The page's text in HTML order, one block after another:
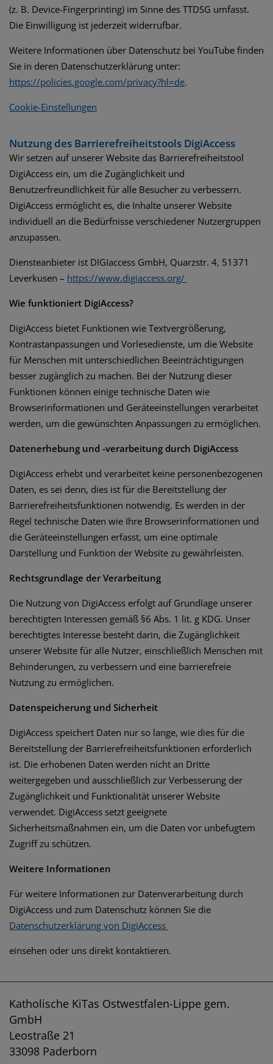
(z. B. Device-Fingerprinting) im Sinne des TTDSG umfasst.
Die Einwilligung ist jederzeit widerrufbar.
Weitere Informationen über Datenschutz bei YouTube finden
Sie in deren Datenschutzerklärung unter:
https://policies.google.com/privacy?hl=de.
Cookie-Einstellungen
Nutzung des Barrierefreiheitstools DigiAccess
Wir setzen auf unserer Website das Barrierefreiheitstool
DigiAccess ein, um die Zugänglichkeit und
Benutzerfreundlichkeit für alle Besucher zu verbessern.
DigiAccess ermöglicht es, die Inhalte unserer Website
individuell an die Bedürfnisse verschiedener Nutzergruppen
anzupassen.
Diensteanbieter ist DIGIaccess GmbH, Quarzstr. 4, 51371
Leverkusen – https://www.digiaccess.org/
Wie funktioniert DigiAccess?
DigiAccess bietet Funktionen wie Textvergrößerung,
Kontrastanpassungen und Vorlesedienste, um die Website
für Menschen mit unterschiedlichen Beeinträchtigungen
besser zugänglich zu machen. Bei der Nutzung dieser
Funktionen können einige technische Daten wie
Browserinformationen und Geräteeinstellungen verarbeitet
werden, um die gewünschten Anpassungen zu ermöglichen.
Datenerhebung und -verarbeitung durch DigiAccess
DigiAccess erhebt und verarbeitet keine personenbezogenen
Daten, es sei denn, dies ist für die Bereitstellung der
Barrierefreiheitsfunktionen notwendig. Es werden in der
Regel technische Daten wie Ihre Browserinformationen und
die Geräteeinstellungen erfasst, um eine optimale
Darstellung und Funktion der Website zu gewährleisten.
Rechtsgrundlage der Verarbeitung
Die Nutzung von DigiAccess erfolgt auf Grundlage unserer
berechtigten Interessen gemäß §6 Abs. 1 lit. g KDG. Unser
berechtigtes Interesse besteht darin, die Zugänglichkeit
unserer Website für alle Nutzer, einschließlich Menschen mit
Behinderungen, zu verbessern und eine barrierefreie
Nutzung zu ermöglichen.
Datenspeicherung und Sicherheit
DigiAccess speichert Daten nur so lange, wie dies für die
Bereitstellung der Barrierefreiheitsfunktionen erforderlich
ist. Die erhobenen Daten werden nicht an Dritte
weitergegeben und ausschließlich zur Verbesserung der
Zugänglichkeit und Funktionalität unserer Website
verwendet. DigiAccess setzt geeignete
Sicherheitsmaßnahmen ein, um die Daten vor unbefugtem
Zugriff zu schützen.
Weitere Informationen
Für weitere Informationen zur Datenverarbeitung durch
DigiAccess und zum Datenschutz können Sie die
Datenschutzerklärung von DigiAccess
einsehen oder uns direkt kontaktieren.
Katholische KiTas Ostwestfalen-Lippe gem.
GmbH
Leostraße 21
33098 Paderborn